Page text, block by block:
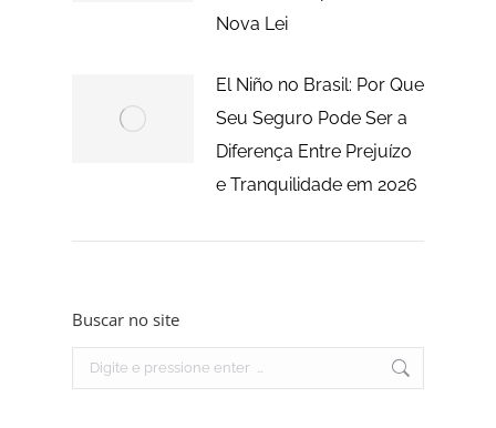
Nova Lei
El Niño no Brasil: Por Que
Seu Seguro Pode Ser a
Diferença Entre Prejuízo
e Tranquilidade em 2026
Buscar no site
Search: